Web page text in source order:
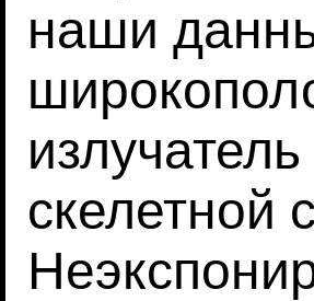
наши
скелетной